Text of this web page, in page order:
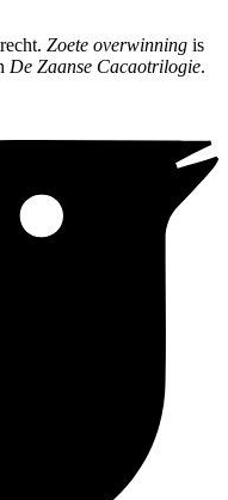
Zoete overwinning is
De Zaanse Cacaotrilogie.